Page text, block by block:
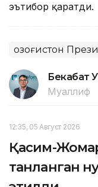
эътибор қаратди.
Қозоғистон
Бекабат
Муаллиф
12:35, 05 Август 2026
Қасим-
танланган